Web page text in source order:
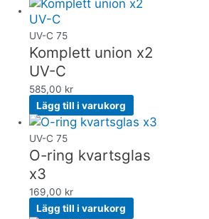
UV-C 75
Komplett union x2
UV-C
585,00 kr
Lägg till i varukorg
UV-C 75
O-ring kvartsglas
x3
169,00 kr
Lägg till i varukorg